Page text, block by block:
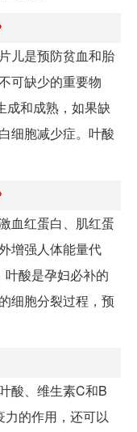
儿是预防贫血和胎
可缺少的重要物
成和成熟，如果缺
细胞减少症。叶酸
血红蛋白、肌红蛋
增强人体能量代
酸是孕妇必补的
细胞分裂过程，预
酸、维生素C和B
的作用，还可以